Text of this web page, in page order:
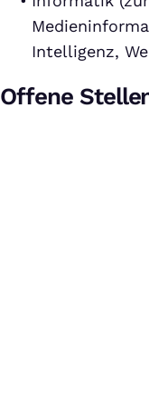
Intelligenz,
Offene